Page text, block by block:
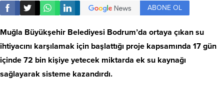
ABONE OL
Muğla Büyükşehir Belediyesi Bodrum’da ortaya çıkan su
ihtiyacını karşılamak için başlattığı proje kapsamında 17 gün
içinde 72 bin kişiye yetecek miktarda ek su kaynağı
sağlayarak sisteme kazandırdı.